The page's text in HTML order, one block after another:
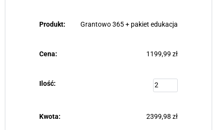
Grantowo 365 + pakiet edukacja
1199,99 zł
2399,98 zł